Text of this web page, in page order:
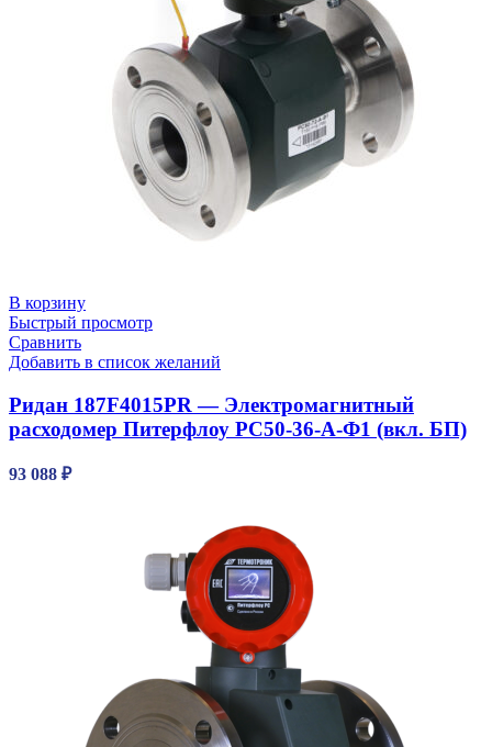
В корзину
Быстрый просмотр
Сравнить
Добавить в список желаний
Ридан 187F4015PR — Электромагнитный
расходомер Питерфлоу РС50-36-А-Ф1 (вкл. БП)
93 088 ₽